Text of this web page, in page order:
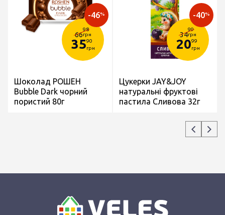
66
98
грн
3590
грн
-46%
Шоколад РОШЕН
Bubble Dark чорний
пористий 80г
34
99
грн
2099
грн
-40%
Цукерки JAY&JOY
натуральні фруктові
пастила Сливова 32г